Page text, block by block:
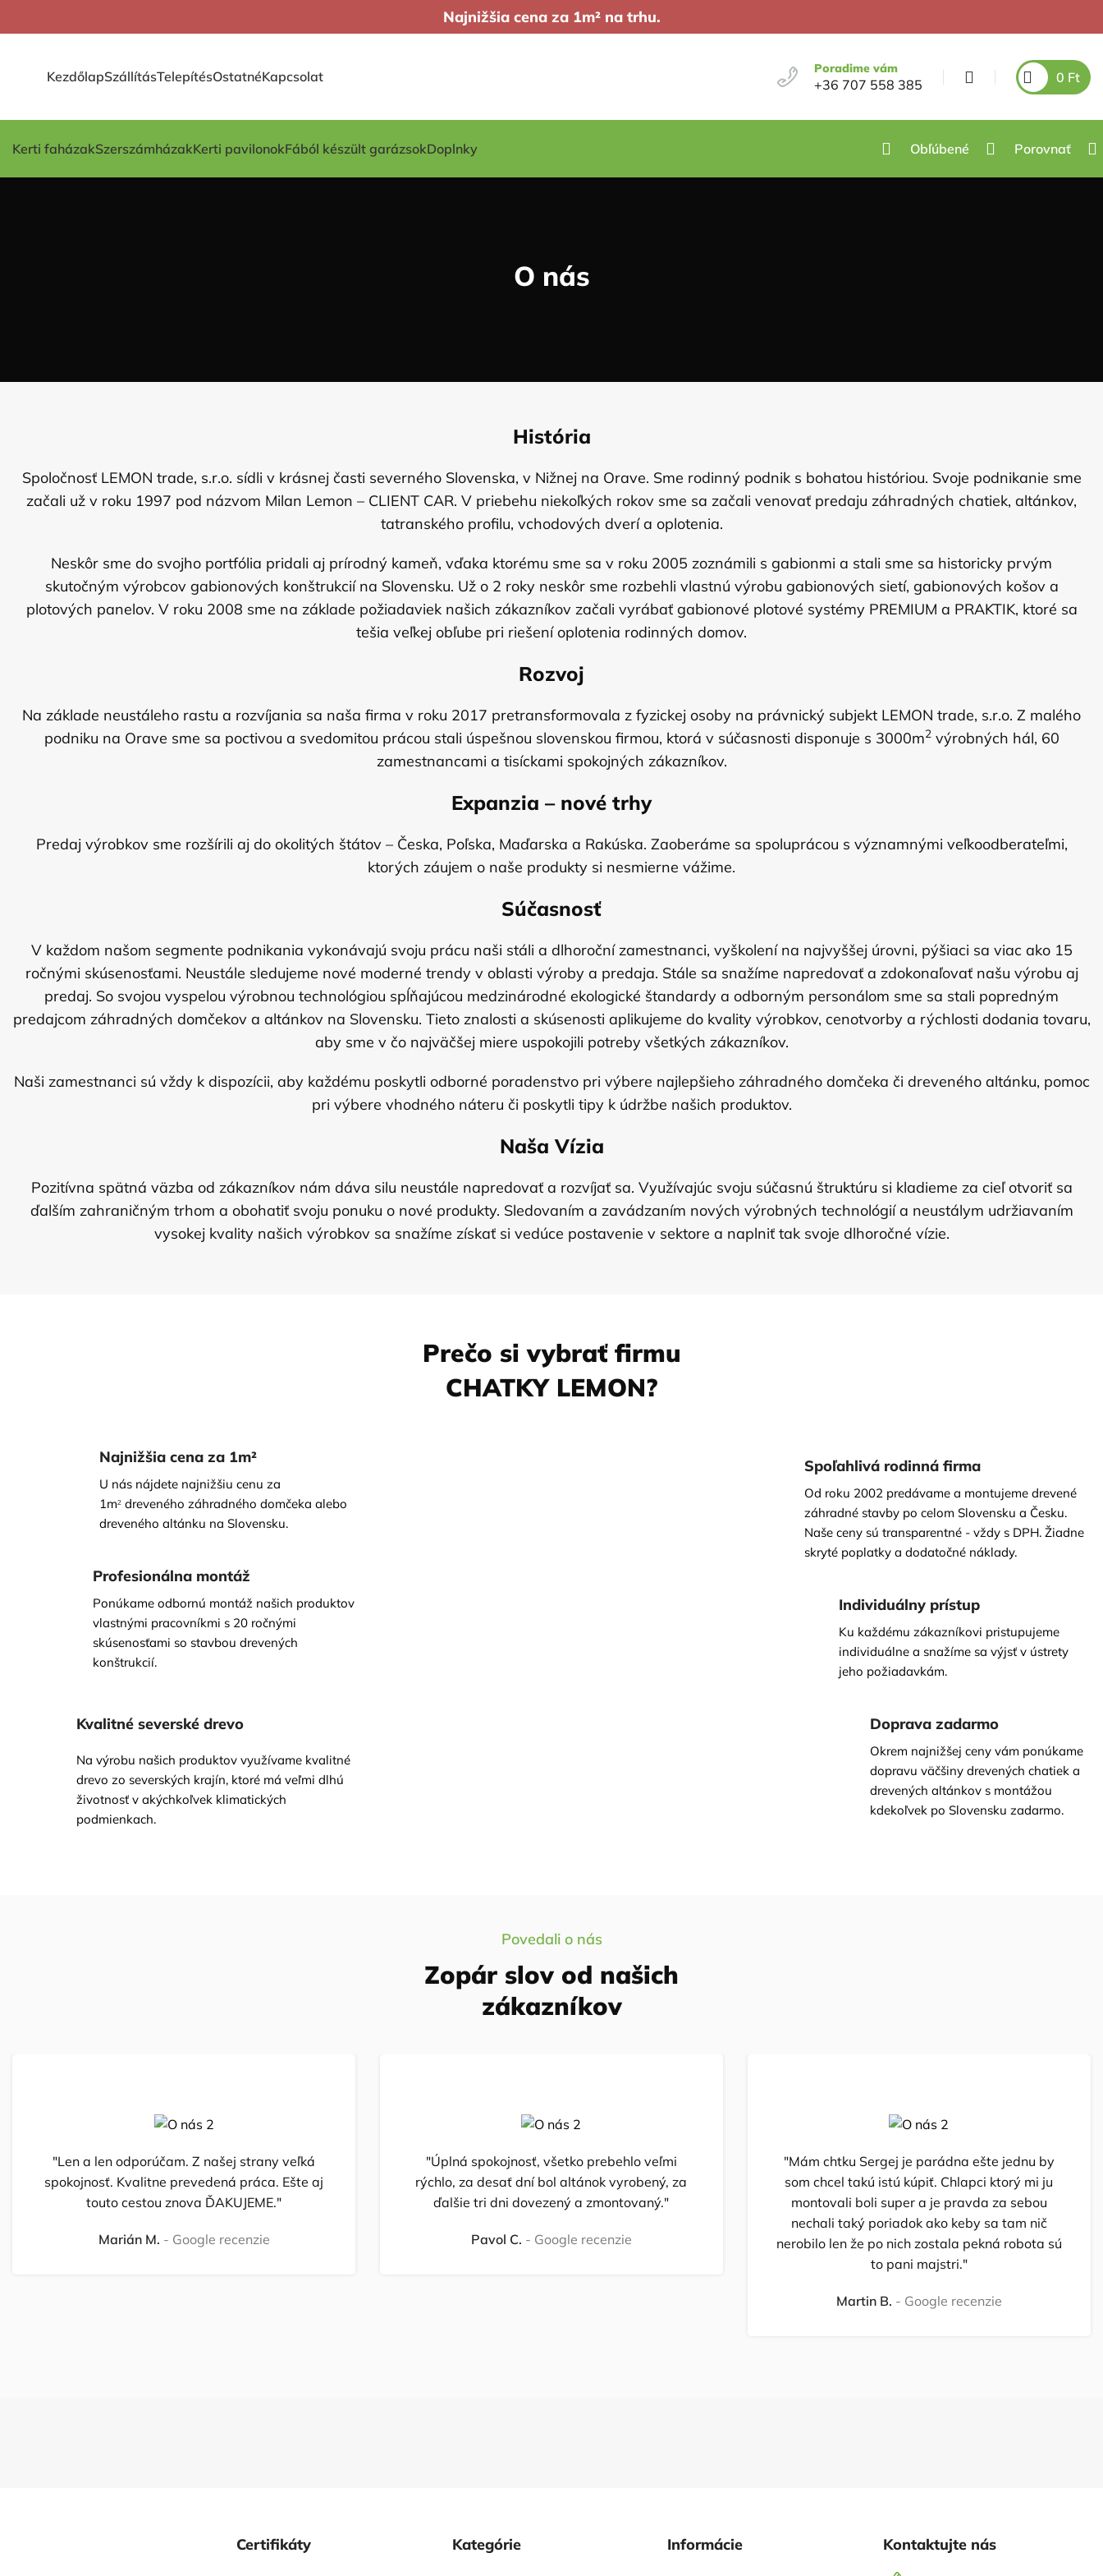
Najnižšia cena za 1m² na trhu.
KezdőlapSzállításTelepítésOstatnéKapcsolat
Poradime vám
+36 707 558 385 0 Ft
Kerti faházakSzerszámházakKerti pavilonokFából készült garázsokDoplnky Obľúbené Porovnať
O nás
História
Spoločnosť LEMON trade, s.r.o. sídli v krásnej časti severného Slovenska, v Nižnej na Orave. Sme rodinný podnik s bohatou históriou. Svoje podnikanie sme
začali už v roku 1997 pod názvom Milan Lemon – CLIENT CAR. V priebehu niekoľkých rokov sme sa začali venovať predaju záhradných chatiek, altánkov,
tatranského profilu, vchodových dverí a oplotenia.
Neskôr sme do svojho portfólia pridali aj prírodný kameň, vďaka ktorému sme sa v roku 2005 zoznámili s gabionmi a stali sme sa historicky prvým
skutočným výrobcov gabionových konštrukcií na Slovensku. Už o 2 roky neskôr sme rozbehli vlastnú výrobu gabionových sietí, gabionových košov a
plotových panelov. V roku 2008 sme na základe požiadaviek našich zákazníkov začali vyrábať gabionové plotové systémy PREMIUM a PRAKTIK, ktoré sa
tešia veľkej obľube pri riešení oplotenia rodinných domov.
Rozvoj
Na základe neustáleho rastu a rozvíjania sa naša firma v roku 2017 pretransformovala z fyzickej osoby na právnický subjekt LEMON trade, s.r.o. Z malého
podniku na Orave sme sa poctivou a svedomitou prácou stali úspešnou slovenskou firmou, ktorá v súčasnosti disponuje s 3000m2výrobných hál, 60
zamestnancami a tisíckami spokojných zákazníkov.
Expanzia – nové trhy
Predaj výrobkov sme rozšírili aj do okolitých štátov – Česka, Poľska, Maďarska a Rakúska. Zaoberáme sa spoluprácou s významnými veľkoodberateľmi,
ktorých záujem o naše produkty si nesmierne vážime.
Súčasnosť
V každom našom segmente podnikania vykonávajú svoju prácu naši stáli a dlhoroční zamestnanci, vyškolení na najvyššej úrovni, pýšiaci sa viac ako 15
ročnými skúsenosťami. Neustále sledujeme nové moderné trendy v oblasti výroby a predaja. Stále sa snažíme napredovať a zdokonaľovať našu výrobu aj
predaj. So svojou vyspelou výrobnou technológiou spĺňajúcou medzinárodné ekologické štandardy a odborným personálom sme sa stali popredným
predajcom záhradných domčekov a altánkov na Slovensku. Tieto znalosti a skúsenosti aplikujeme do kvality výrobkov, cenotvorby a rýchlosti dodania tovaru,
aby sme v čo najväčšej miere uspokojili potreby všetkých zákazníkov.
Naši zamestnanci sú vždy k dispozícii, aby každému poskytli odborné poradenstvo pri výbere najlepšieho záhradného domčeka či dreveného altánku, pomoc
pri výbere vhodného náteru či poskytli tipy k údržbe našich produktov.
Naša Vízia
Pozitívna spätná väzba od zákazníkov nám dáva silu neustále napredovať a rozvíjať sa. Využívajúc svoju súčasnú štruktúru si kladieme za cieľ otvoriť sa
ďalším zahraničným trhom a obohatiť svoju ponuku o nové produkty. Sledovaním a zavádzaním nových výrobných technológií a neustálym udržiavaním
vysokej kvality našich výrobkov sa snažíme získať si vedúce postavenie v sektore a naplniť tak svoje dlhoročné vízie.
Prečo si vybrať firmu
CHATKY LEMON?
Najnižšia cena za 1m²
U nás nájdete najnižšiu cenu za
1m²dreveného záhradného domčeka alebo
dreveného altánku na Slovensku.
Profesionálna montáž
Ponúkame odbornú montáž našich produktov
vlastnými pracovníkmi s 20 ročnými
skúsenosťami so stavbou drevených
konštrukcií.
Kvalitné severské drevo
Na výrobu našich produktov využívame kvalitné
drevo zo severských krajín, ktoré má veľmi dlhú
životnosť v akýchkoľvek klimatických
podmienkach.
Spoľahlivá rodinná firma
Od roku 2002 predávame a montujeme drevené
záhradné stavby po celom Slovensku a Česku.
Naše ceny sú transparentné - vždy s DPH. Žiadne
skryté poplatky a dodatočné náklady.
Individuálny prístup
Ku každému zákazníkovi pristupujeme
individuálne a snažíme sa výjsť v ústrety
jeho požiadavkám.
Doprava zadarmo
Okrem najnižšej ceny vám ponúkame
dopravu väčšiny drevených chatiek a
drevených altánkov s montážou
kdekoľvek po Slovensku zadarmo.
Povedali o nás
Zopár slov od našich
zákazníkov
"Len a len odporúčam. Z našej strany veľká
spokojnosť. Kvalitne prevedená práca. Ešte aj
touto cestou znova ĎAKUJEME."
Marián M. Google recenzie
"Úplná spokojnosť, všetko prebehlo veľmi
rýchlo, za desať dní bol altánok vyrobený, za
ďalšie tri dni dovezený a zmontovaný."
Pavol C. Google recenzie
"Mám chtku Sergej je parádna ešte jednu by
som chcel takú istú kúpiť. Chlapci ktorý mi ju
montovali boli super a je pravda za sebou
nechali taký poriadok ako keby sa tam nič
nerobilo len že po nich zostala pekná robota sú
to pani majstri."
Martin B. Google recenzie
Certifikáty Kategórie Informácie Kontaktujte nás